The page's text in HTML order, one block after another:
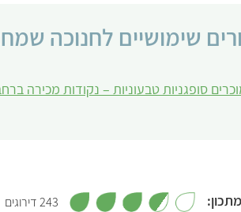
שימושיים לחנוכה
סופגניות טבעוניות – נקודות מכירה
243 דירוגים